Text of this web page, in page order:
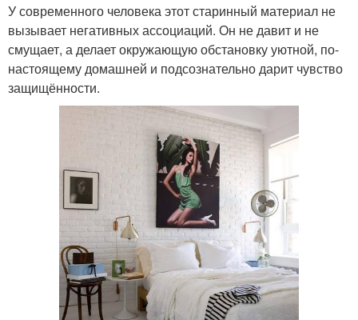
У современного человека этот старинный материал не
вызывает негативных ассоциаций. Он не давит и не
смущает, а делает окружающую обстановку уютной, по-
настоящему домашней и подсознательно дарит чувство
защищённости.